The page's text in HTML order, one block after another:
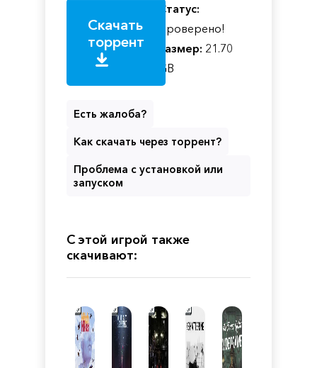
Скачать
торрент
Статус:
Проверено!
Размер: 21.70
GB
Есть жалоба?
Как скачать через торрент?
Проблема с установкой или
запуском
С этой игрой также
скачивают: